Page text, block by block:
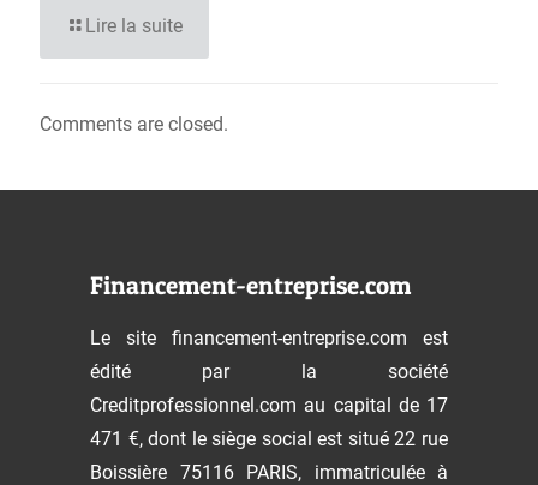
Lire la suite
Comments are closed.
Financement-entreprise.com
Le site financement-entreprise.com est
édité par la société
Creditprofessionnel.com au capital de 17
471 €, dont le siège social est situé 22 rue
Boissière 75116 PARIS, immatriculée à